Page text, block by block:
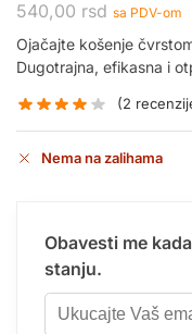
540,00 rsd sa PDV-om
Ojačajte košenje
Dugotrajna, efikasna i
(2
Nema na zalihama
Obavesti me
stanju.